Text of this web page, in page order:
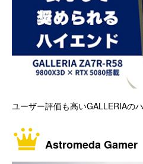
ユーザー評価も高いGALLERIAの
Astromeda Gamer